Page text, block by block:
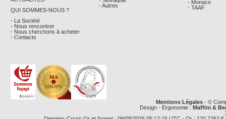
QUI SOMMES-NOUS ?
- La Société
- Nous rencontrer
- Nous cherchons à acheter
- Contacts
- Autres
- Monaco
- TAAF
Mentions Légales- ©
Design - Ergonomie : Maffini &